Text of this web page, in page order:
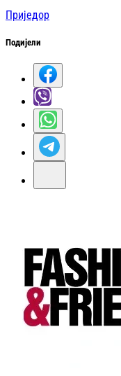
Приједор
Подијели